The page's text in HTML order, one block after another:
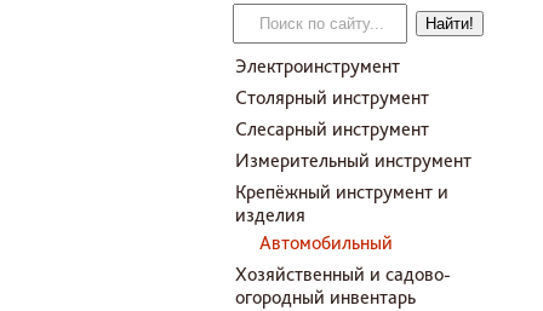
Электроинструмент
Столярный инструмент
Слесарный инструмент
Измерительный инструмент
Крепёжный инструмент и
изделия
Автомобильный
Хозяйственный и садово-
огородный инвентарь